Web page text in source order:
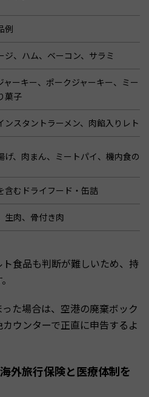
例
ジ、ハム、ベーコン、サラミ
ャーキー、ポークジャーキー、ミー
菓子
ンスタントラーメン、肉餡入りレト
げ、肉まん、ミートパイ、機内食の
含むドライフード・缶詰
生肉、骨付き肉
食品も判断が難しいため、持
た場合は、空港の廃棄ボック
ウンターで正直に申告するよ
外旅行保険と医療体制を